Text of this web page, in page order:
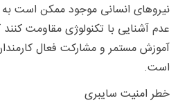
نیروهای انسانی موجود ممکن است به
عدم آشنایی با تکنولوژی مقاومت
آموزش مستمر و مشارکت فعال
است.
خطر امنیت سایبری